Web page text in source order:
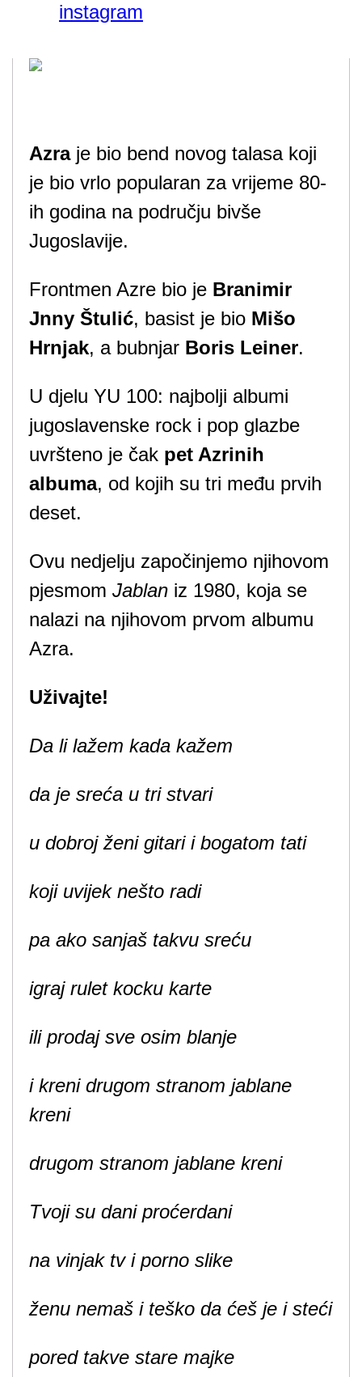
instagram
Azraje bio bend novog talasa koji
je bio vrlo popularan za vrijeme 80-
ih godina na području bivše
Jugoslavije.
Frontmen Azre bio je Branimir
Jnny Štulić, basist je bio Mišo
Hrnjak, a bubnjar Boris Leiner.
U djelu YU 100: najbolji albumi
jugoslavenske rock i pop glazbe
uvršteno je čak pet Azrinih
albuma, od kojih su tri među prvih
deset.
Ovu nedjelju započinjemo njihovom
pjesmom Jablan iz 1980, koja se
nalazi na njihovom prvom albumu
Azra.
Uživajte!
Da li lažem kada kažem
da je sreća u tri stvari
u dobroj ženi gitari i bogatom tati
koji uvijek nešto radi
pa ako sanjaš takvu sreću
igraj rulet kocku karte
ili prodaj sve osim blanje
i kreni drugom stranom jablane
kreni
drugom stranom jablane kreni
Tvoji su dani proćerdani
na vinjak tv i porno slike
ženu nemaš i teško da ćeš je i steći
pored takve stare majke